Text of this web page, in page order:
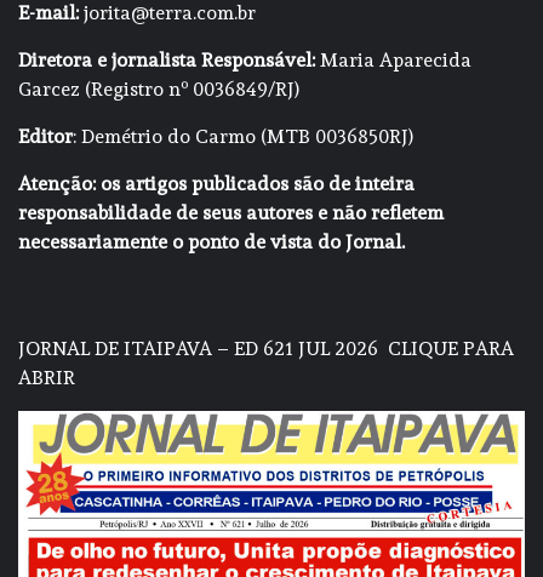
E-mail:jorita@terra.com.br
Diretora e jornalista Responsável:Maria Aparecida
Garcez (Registro nº 0036849/RJ)
Editor: Demétrio do Carmo (MTB 0036850RJ)
Atenção: os artigos publicados são de inteira
responsabilidade de seus autores e não refletem
necessariamente o ponto de vista do Jornal.
JORNAL DE ITAIPAVA – ED 621 JUL 2026 CLIQUE PARA
ABRIR